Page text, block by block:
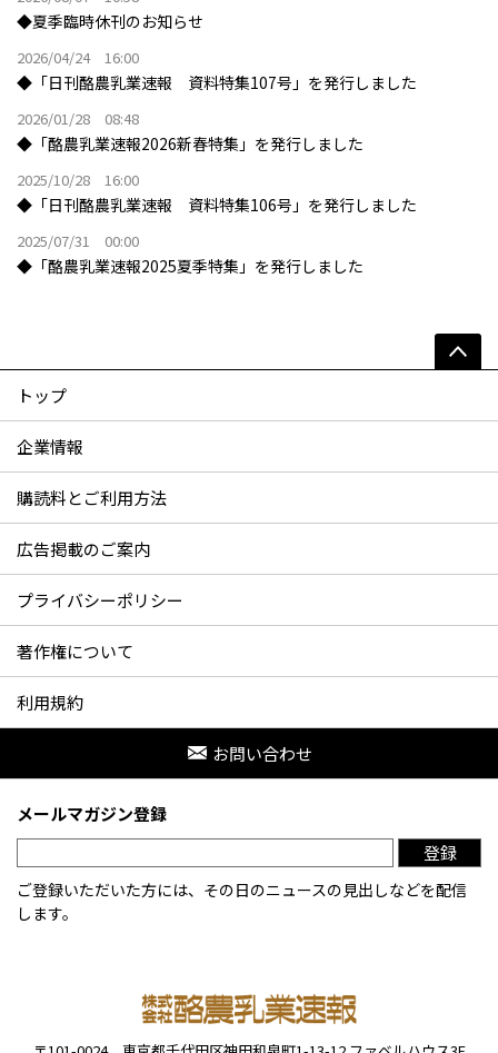
◆夏季臨時休刊のお知らせ
2026/04/24 16:00
◆「日刊酪農乳業速報 資料特集107号」を発行しました
2026/01/28 08:48
◆「酪農乳業速報2026新春特集」を発行しました
2025/10/28 16:00
◆「日刊酪農乳業速報 資料特集106号」を発行しました
2025/07/31 00:00
◆「酪農乳業速報2025夏季特集」を発行しました
トップ
企業情報
購読料とご利用方法
広告掲載のご案内
プライバシーポリシー
著作権について
利用規約
お問い合わせ
メールマガジン登録
登録
ご登録いただいた方には、その日のニュースの見出しなどを配信
します。